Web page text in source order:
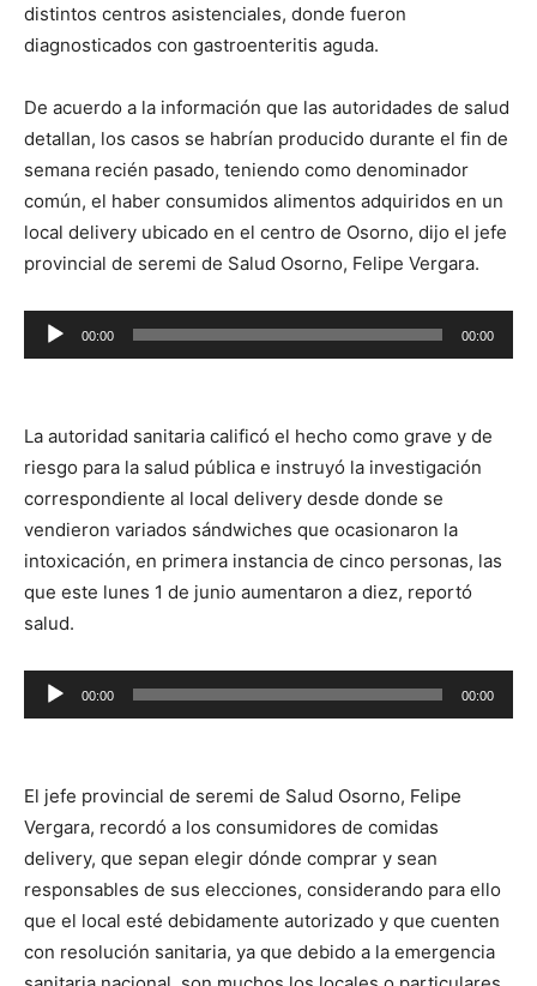
distintos centros asistenciales, donde fueron
diagnosticados con gastroenteritis aguda.
De acuerdo a la información que las autoridades de salud
detallan, los casos se habrían producido durante el fin de
semana recién pasado, teniendo como denominador
común, el haber consumidos alimentos adquiridos en un
local delivery ubicado en el centro de Osorno, dijo el jefe
provincial de seremi de Salud Osorno, Felipe Vergara.
Reproductor
de
00:00 00:00
La autoridad sanitaria calificó el hecho como grave y de
riesgo para la salud pública e instruyó la investigación
correspondiente al local delivery desde donde se
vendieron variados sándwiches que ocasionaron la
intoxicación, en primera instancia de cinco personas, las
que este lunes 1 de junio aumentaron a diez, reportó
salud.
Reproductor
de
00:00 00:00
El jefe provincial de seremi de Salud Osorno, Felipe
Vergara, recordó a los consumidores de comidas
delivery, que sepan elegir dónde comprar y sean
responsables de sus elecciones, considerando para ello
que el local esté debidamente autorizado y que cuenten
con resolución sanitaria, ya que debido a la emergencia